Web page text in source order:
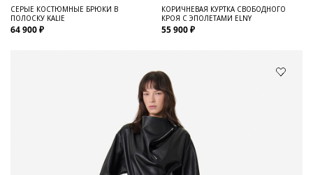
СЕРЫЕ КОСТЮМНЫЕ БРЮКИ В
ПОЛОСКУ KALIE
64 900 ₽
КОРИЧНЕВАЯ КУРТКА СВОБОДНОГО
КРОЯ С ЭПОЛЕТАМИ ELNY
55 900 ₽